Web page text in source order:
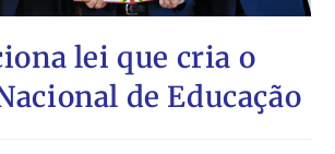
lei que cria o
de Educação